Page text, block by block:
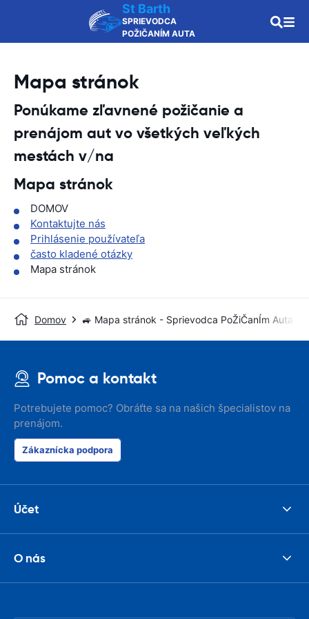
St Barth
SPRIEVODCA
POŽIČANÍM AUTA
Mapa stránok
Ponúkame zľavnené požičanie a
prenájom aut vo všetkých veľkých
mestách v/na
Mapa stránok
DOMOV
Kontaktujte nás
Prihlásenie používateľa
často kladené otázky
Mapa stránok
Domov 🚙 Mapa stránok - Sprievodca PoŽiČanÍm Auta
Pomoc a kontakt
Potrebujete pomoc? Obráťte sa na našich špecialistov na
prenájom.
Zákaznícka podpora
Účet
O nás